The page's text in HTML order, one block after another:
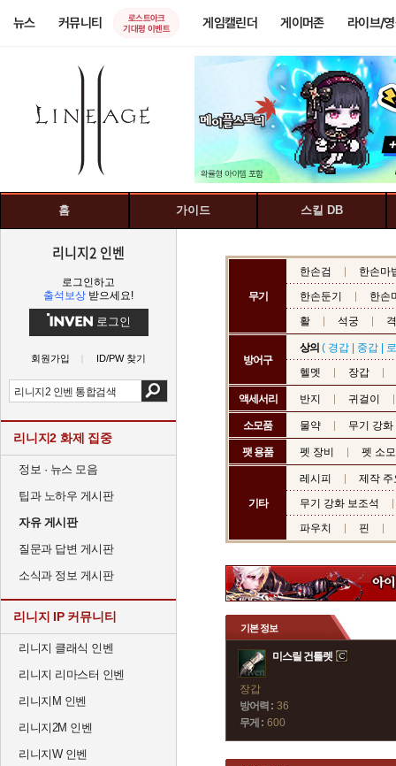
뉴스 커뮤니티
로스트아크
기대평 이벤트
게임캘린더 게이머존 라이브/
홈 가이드 스킬 DB
리니지2 인벤
로그인하고
출석보상 받으세요!
로그인
회원가입 ID/PW 찾기
리니지2 화제 집중
정보 · 뉴스 모음
팁과 노하우 게시판
자유 게시판
질문과 답변 게시판
소식과 정보 게시판
리니지 IP 커뮤니티
리니지 클래식 인벤
리니지 리마스터 인벤
리니지M 인벤
리니지2M 인벤
리니지W 인벤
무기
한손검
한손마
한손둔기
한손
활
석궁
방어구
상의 ( 경갑 중갑
헬멧
장갑
액세서리 반지 귀걸이
소모품 물약 무기 강
팻 용품 펫 장비 펫 소
기타
레시피
제작 주
무기 강화 보조석
파우치
핀
기본 정보
미스릴 건틀렛
장갑
방어력 : 36
무게 : 600